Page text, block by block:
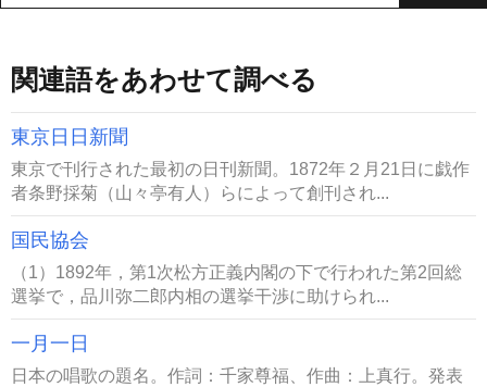
関連語をあわせて調べる
東京日日新聞
東京で刊行された最初の日刊新聞。1872年２月21日に戯作
者条野採菊（山々亭有人）らによって創刊され...
国民協会
（1）1892年，第1次松方正義内閣の下で行われた第2回総
選挙で，品川弥二郎内相の選挙干渉に助けられ...
一月一日
日本の唱歌の題名。作詞：千家尊福、作曲：上真行。発表